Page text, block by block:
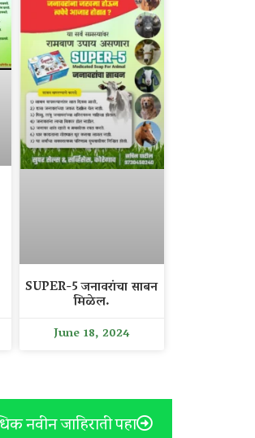
SUPER-5 जनावरांचा साबन
मिळेल.
June 18, 2024
नवीन जाहिराती पहा